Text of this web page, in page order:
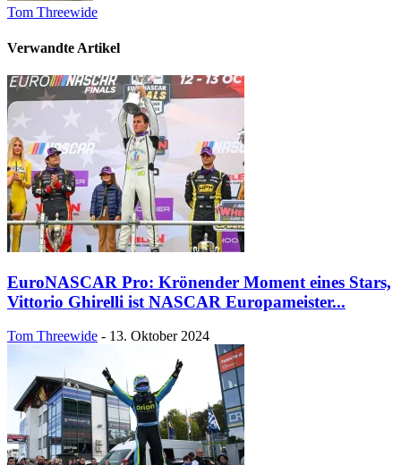
Tom Threewide
Verwandte Artikel
EuroNASCAR Pro: Krönender Moment eines Stars,
Vittorio Ghirelli ist NASCAR Europameister...
Tom Threewide - 13. Oktober 2024